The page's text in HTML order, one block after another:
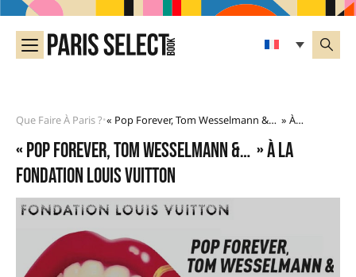
Que Faire À Paris ?• « Pop Forever, Tom Wesselmann &… » À La Fondation Louis Vuitton
« Pop Forever, Tom Wesselmann &… » à la
Fondation Louis Vuitton